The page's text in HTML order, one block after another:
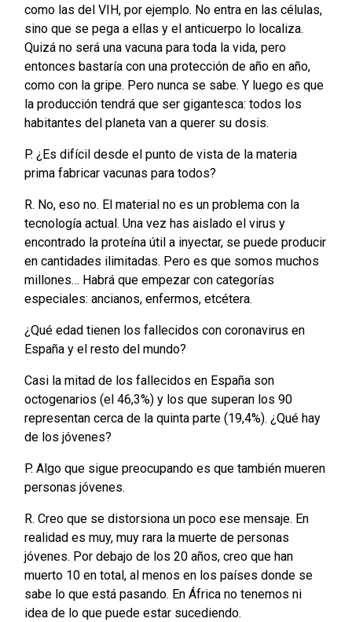
como las del VIH, por ejemplo. No entra en las células,
sino que se pega a ellas y el anticuerpo lo localiza.
Quizá no será una vacuna para toda la vida, pero
entonces bastaría con una protección de año en año,
como con la gripe. Pero nunca se sabe. Y luego es que
la producción tendrá que ser gigantesca: todos los
habitantes del planeta van a querer su dosis.
P. ¿Es difícil desde el punto de vista de la materia
prima fabricar vacunas para todos?
R. No, eso no. El material no es un problema con la
tecnología actual. Una vez has aislado el virus y
encontrado la proteína útil a inyectar, se puede producir
en cantidades ilimitadas. Pero es que somos muchos
millones… Habrá que empezar con categorías
especiales: ancianos, enfermos, etcétera.
¿Qué edad tienen los fallecidos con coronavirus en
España y el resto del mundo?
Casi la mitad de los fallecidos en España son
octogenarios (el 46,3%) y los que superan los 90
representan cerca de la quinta parte (19,4%). ¿Qué hay
de los jóvenes?
P. Algo que sigue preocupando es que también mueren
personas jóvenes.
R. Creo que se distorsiona un poco ese mensaje. En
realidad es muy, muy rara la muerte de personas
jóvenes. Por debajo de los 20 años, creo que han
muerto 10 en total, al menos en los países donde se
sabe lo que está pasando. En África no tenemos ni
idea de lo que puede estar sucediendo.